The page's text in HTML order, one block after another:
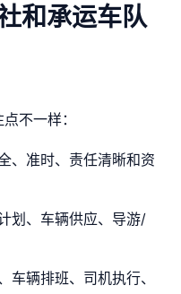
和承运车队
不一样：
、准时、责任清晰和资
划、车辆供应、导游/
车辆排班、司机执行、